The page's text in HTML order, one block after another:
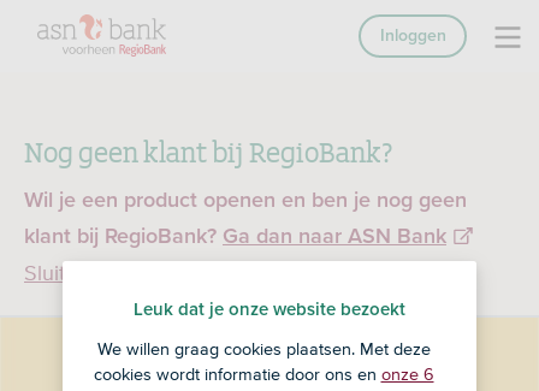
Nog geen klant bij RegioBank?
Wil je een product openen en ben je nog geen
klant bij RegioBank? Ga dan naar ASN Bank
Sluiten
Inloggen
Leuk dat je onze website bezoekt
We willen graag cookies plaatsen. Met deze
cookies wordt informatie door ons en onze 6